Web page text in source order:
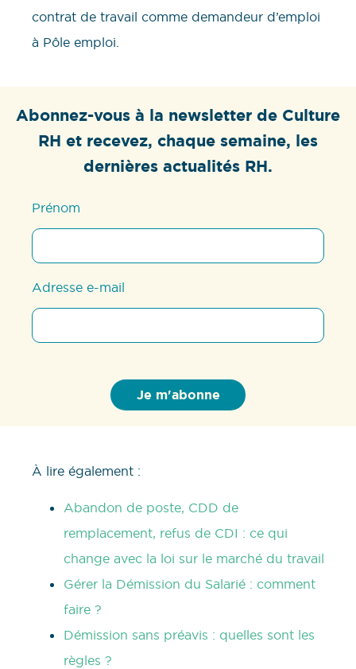
contrat de travail comme demandeur d’emploi
à Pôle emploi.
Abonnez-vous à la newsletter de Culture
RH et recevez, chaque semaine, les
dernières actualités RH.
Prénom
Adresse e-mail
À lire également :
Abandon de poste, CDD de
remplacement, refus de CDI : ce qui
change avec la loi sur le marché du travail
Gérer la Démission du Salarié : comment
faire ?
Démission sans préavis : quelles sont les
règles ?